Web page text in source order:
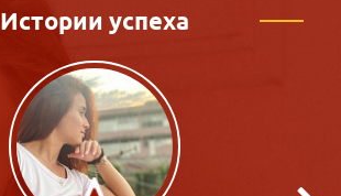
Истории успеха